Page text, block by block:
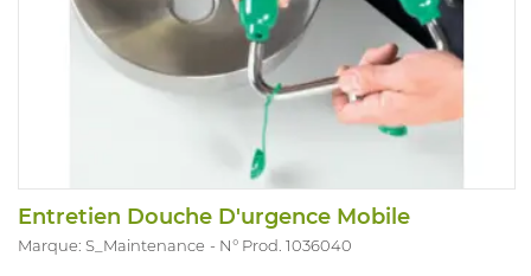
Entretien Douche D'urgence Mobile
Marque: S_Maintenance N° Prod. 1036040